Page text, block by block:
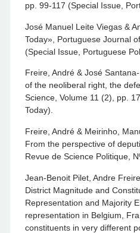
pp. 99-117 (Special Issue,
José Manuel Leite Viegas &
Today», Portuguese Journal
(Special Issue, Portuguese
Freire, André & José
of the neoliberal right, the
Science, Volume 11 (2), pp.
Today).
Freire, André & Meirinho,
From the perspective of
Revue de Science Politique,
Jean-Benoit Pilet, Andre
District Magnitude and
Representation and Majority
representation in Belgium,
constituents in very different